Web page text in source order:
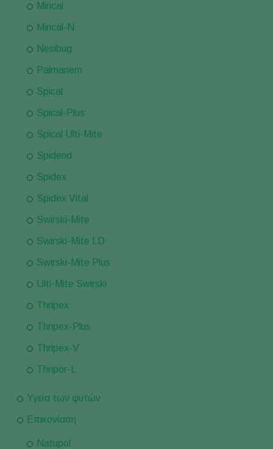
Mirical
Mirical-N
Nesibug
Palmanem
Spical
Spical-Plus
Spical Ulti-Mite
Spidend
Spidex
Spidex Vital
Swirski-Mite
Swirski-Mite LD
Swirski-Mite Plus
Ulti-Mite Swirski
Thripex
Thripex-Plus
Thripex-V
Thripor-L
Υγεία των φυτών
Επικονίαση
Natupol